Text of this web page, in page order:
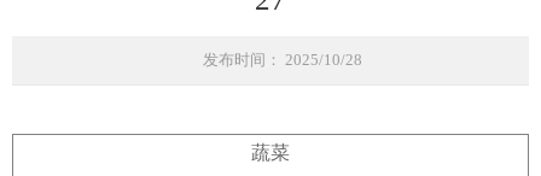
发布时间： 2025/10/28
蔬菜